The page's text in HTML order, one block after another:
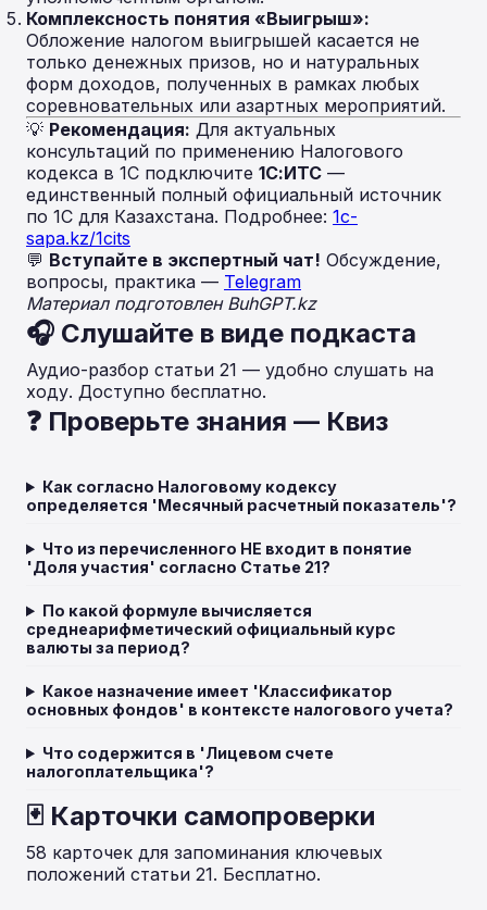
Комплексность понятия «Выигрыш»:
Обложение налогом выигрышей касается не
только денежных призов, но и натуральных
форм доходов, полученных в рамках любых
соревновательных или азартных мероприятий.
💡 Рекомендация: Для актуальных
консультаций по применению Налогового
кодекса в 1С подключите 1С:ИТС —
единственный полный официальный источник
по 1С для Казахстана. Подробнее: 1c-
sapa.kz/1cits
💬 Вступайте в экспертный чат! Обсуждение,
вопросы, практика — Telegram
Материал подготовлен BuhGPT.kz
🎧 Слушайте в виде подкаста
Аудио-разбор статьи 21 — удобно слушать на
ходу. Доступно бесплатно.
❓ Проверьте знания — Квиз
Как согласно Налоговому кодексу
определяется 'Месячный расчетный показатель'?
Что из перечисленного НЕ входит в понятие
'Доля участия' согласно Статье 21?
По какой формуле вычисляется
среднеарифметический официальный курс
валюты за период?
Какое назначение имеет 'Классификатор
основных фондов' в контексте налогового учета?
Что содержится в 'Лицевом счете
налогоплательщика'?
🃏 Карточки самопроверки
58 карточек для запоминания ключевых
положений статьи 21. Бесплатно.